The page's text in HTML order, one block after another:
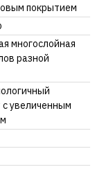
покрытием
многослойная
разной
с увеличенным